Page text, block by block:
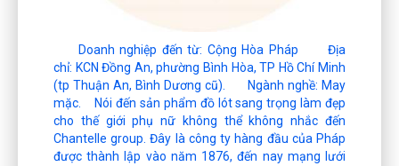
Doanh nghiệp đến từ: Cộng Hòa Pháp Địa
chỉ: KCN Đồng An, phường Bình Hòa, TP Hồ Chí Minh
(tp Thuận An, Bình Dương cũ). Ngành nghề: May
mặc. Nói đến sản phẩm đồ lót sang trọng làm đẹp
cho thế giới phụ nữ không thể không nhắc đến
Chantelle group. Đây là công ty hàng đầu của Pháp
được thành lập vào năm 1876, đến nay mạng lưới